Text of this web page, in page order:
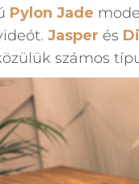
Pylon Jade
Jasper és
számos